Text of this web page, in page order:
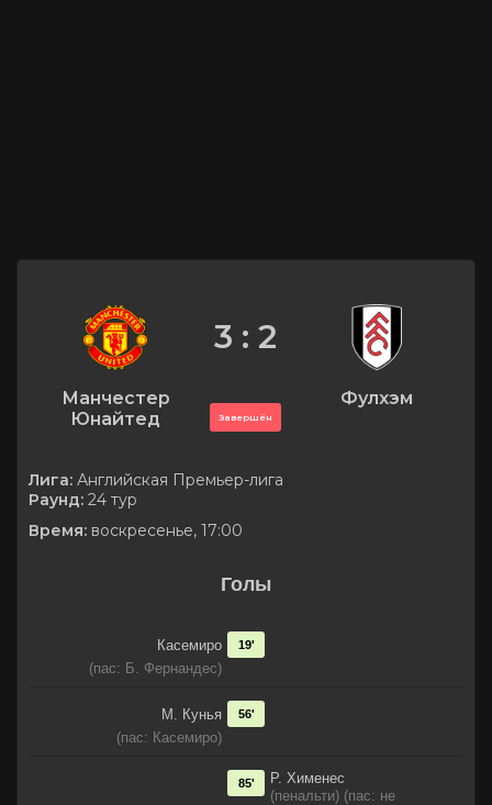
Манчестер
Юнайтед
3 : 2
Завершён
Фулхэм
Лига: Английская Премьер-лига
Раунд: 24 тур
Время: воскресенье, 17:00
Голы
Касемиро
(пас: Б. Фернандес)
19'
М. Кунья
(пас: Касемиро)
56'
Р. Хименес
(пенальти) (пас: не
85'